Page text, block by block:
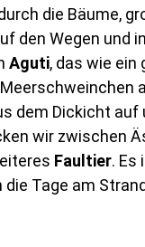
die Bäume,
den Wegen und
Aguti, das wie ein
dem Dickicht auf
wir zwischen
Faultier. Es
die Tage am